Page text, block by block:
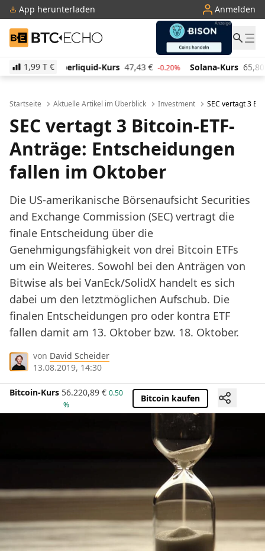
App herunterladen Anmelden
BTC-ECHO
1,99 T €
Kurs 47,43 -0.20% Solana-Kurs 65,80 € 4.00% TRON-Kurs
Startseite Aktuelle Artikel im Überblick Investment SEC vertagt 3
SEC vertagt 3 Bitcoin-ETF-
Anträge: Entscheidungen
fallen im Oktober
Die US-amerikanische Börsenaufsicht Securities
and Exchange Commission (SEC) vertragt die
finale Entscheidung über die
Genehmigungsfähigkeit von drei Bitcoin ETFs
um ein Weiteres. Sowohl bei den Anträgen von
Bitwise als bei VanEck/SolidX handelt es sich
dabei um den letztmöglichen Aufschub. Die
finalen Entscheidungen pro oder kontra ETF
fallen damit am 13. Oktober bzw. 18. Oktober.
von David Scheider
13.08.2019, 14:30
Bitcoin-Kurs 56.220,89 € 0.50
%
Bitcoin kaufen